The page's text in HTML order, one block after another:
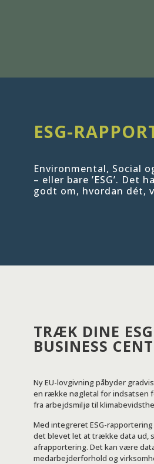
ESG-
Environmental, Social
– eller bare ’ESG’. Det
godt om, hvordan dét,
TRÆK DINE
BUSINESS
Ny EU-lovgivning påbyder
en række nøgletal for indsatsen
fra arbejdsmiljø til
Med integreret ESG-
det blevet let at trække data ud,
afrapportering. Det kan være
medarbejderforhold og